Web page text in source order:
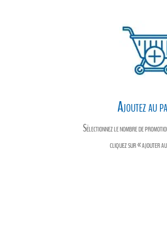
Ajoutez au
Sélectionnez le nombre de
cliquez sur « ajouter